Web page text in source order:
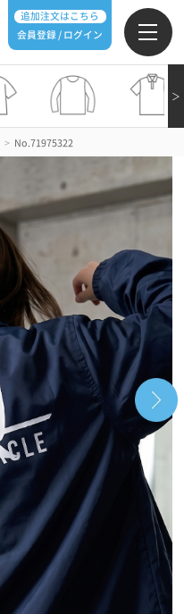
追加注文はこちら
会員登録 / ログイン
＞
> No.71975322